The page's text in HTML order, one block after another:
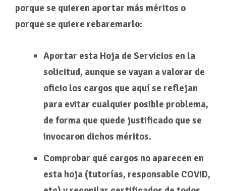
porque se quieren aportar más méritos o
porque se quiere rebaremarlo:
Aportar esta Hoja de Servicios en la
solicitud, aunque se vayan a valorar de
oficio los cargos que aquí se reflejan
para evitar cualquier posible problema,
de forma que quede justificado que se
invocaron dichos méritos.
Comprobar qué cargos no aparecen en
esta hoja (tutorías, responsable COVID,